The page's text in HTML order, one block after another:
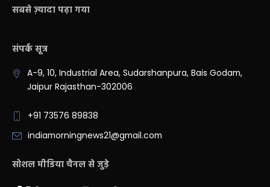
सबसे ज़्यादा पढ़ा गया
संपर्क सूत्र
A-9, 10, Industrial Area, Sudarshanpura, Bais Godam,
Jaipur Rajasthan-302006
+91 73576 89838
indiamorningnews21@gmail.com
सोशल मीडिया चैनल से जुड़े